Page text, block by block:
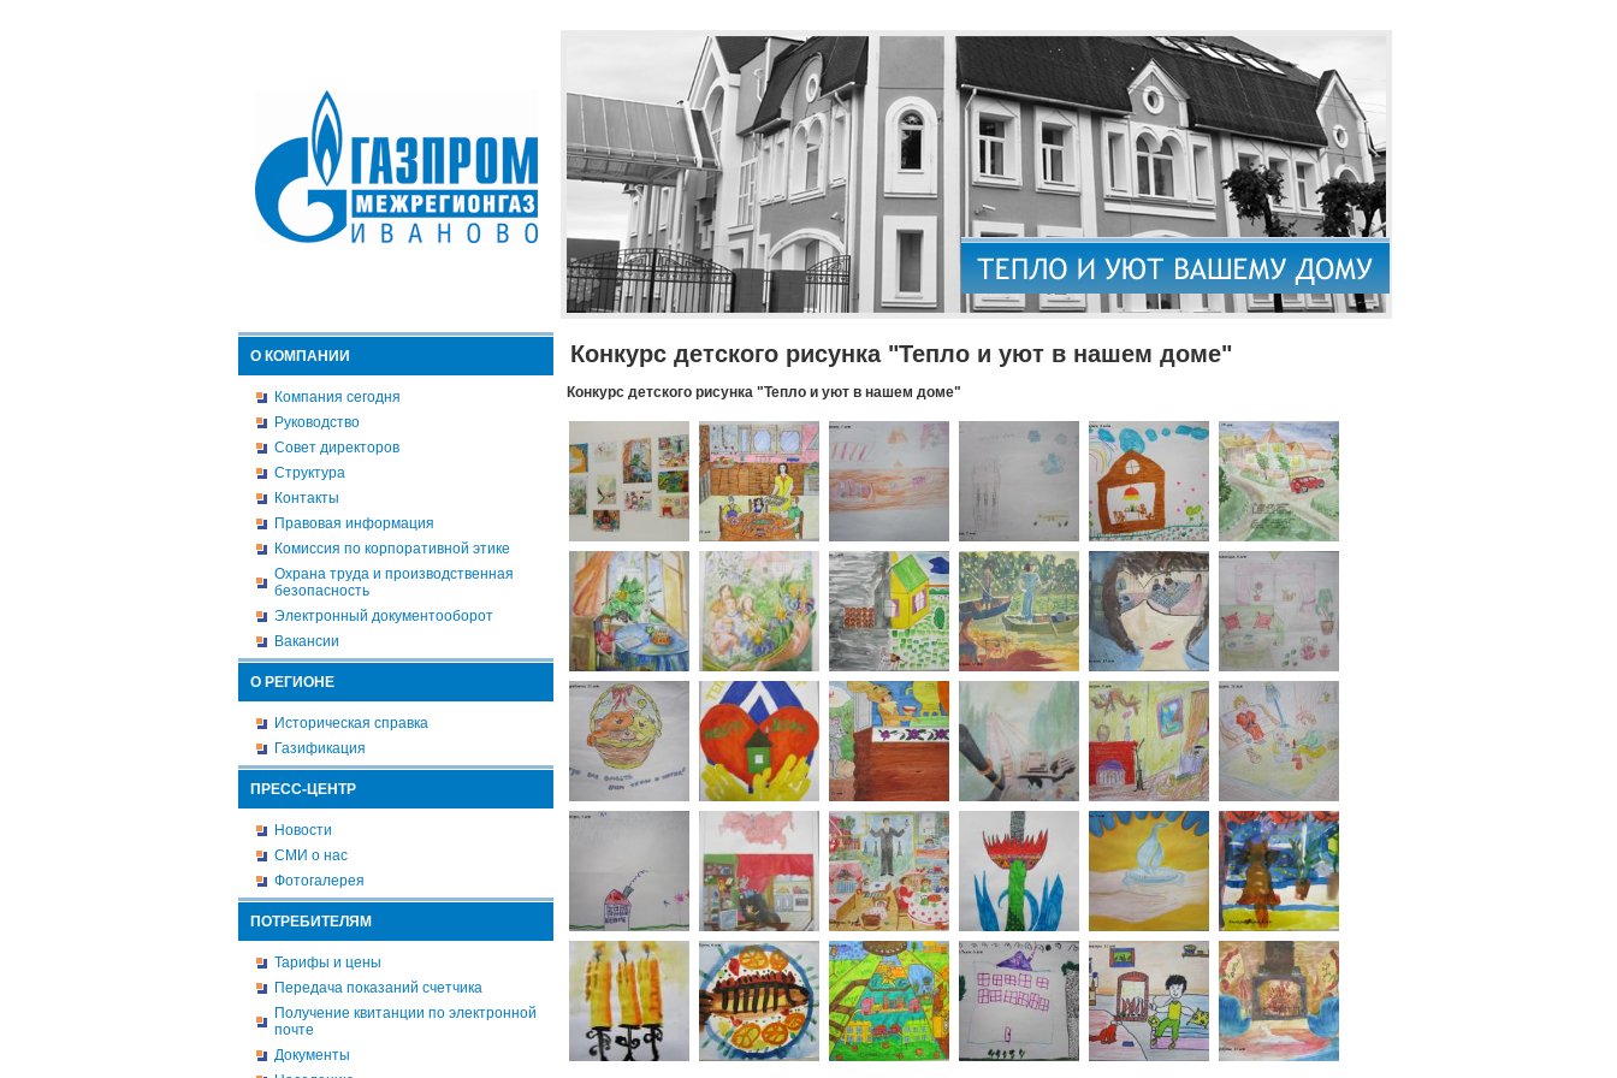
О КОМПАНИИ
Компания сегодня
Руководство
Совет директоров
Структура
Контакты
Правовая информация
Комиссия по корпоративной этике
Охрана труда и производственная
безопасность
Электронный документооборот
Вакансии
О РЕГИОНЕ
Историческая справка
Газификация
ПРЕСС-ЦЕНТР
Новости
СМИ о нас
Фотогалерея
ПОТРЕБИТЕЛЯМ
Тарифы и цены
Передача показаний счетчика
Получение квитанции по электронной
почте
Документы
Конкурс детского рисунка "Тепло и уют в нашем доме"
Конкурс детского рисунка "Тепло и уют в нашем доме"